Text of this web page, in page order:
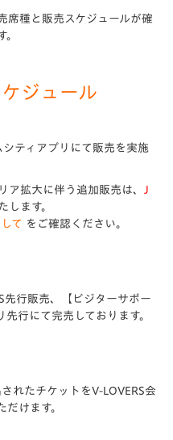
席種と販売スケジュールが確
ジュール
ティアプリにて販売を実施
拡大に伴う追加販売は、 J
します。
て をご確認ください。
先行販売、【ビジターサポー
行にて完売しております。
れたチケットをV-LOVERS会
けます。